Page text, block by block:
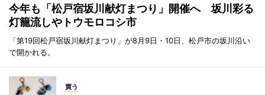
今年も「松戸宿坂川献灯まつり」開催へ 坂川彩る
灯籠流しやトウモロコシ市
「第19回松戸宿坂川献灯まつり」が8月9日・10日、松戸市の坂川沿い
で開かれる。
買う